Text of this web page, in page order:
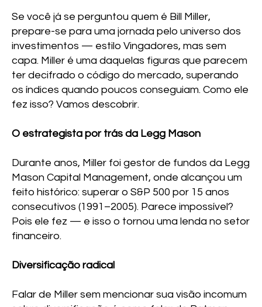
Se você já se perguntou quem é Bill Miller,
prepare-se para uma jornada pelo universo dos
investimentos — estilo Vingadores, mas sem
capa. Miller é uma daquelas figuras que parecem
ter decifrado o código do mercado, superando
os índices quando poucos conseguiam. Como ele
fez isso? Vamos descobrir.
O estrategista por trás da Legg Mason
Durante anos, Miller foi gestor de fundos da Legg
Mason Capital Management, onde alcançou um
feito histórico: superar o S&P 500 por 15 anos
consecutivos (1991–2005). Parece impossível?
Pois ele fez — e isso o tornou uma lenda no setor
financeiro.
Diversificação radical
Falar de Miller sem mencionar sua visão incomum